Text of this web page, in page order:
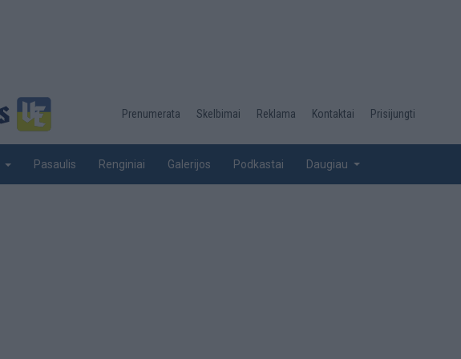
Desktop
top
Prenumerata Skelbimai Reklama Kontaktai Prisijungti
Pasaulis Renginiai Galerijos Podkastai Daugiau